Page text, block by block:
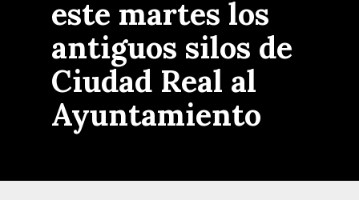
este martes los
antiguos silos de
Ciudad Real al
Ayuntamiento